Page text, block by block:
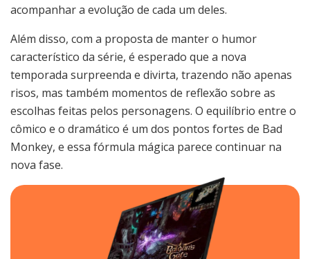
acompanhar a evolução de cada um deles.
Além disso, com a proposta de manter o humor
característico da série, é esperado que a nova
temporada surpreenda e divirta, trazendo não apenas
risos, mas também momentos de reflexão sobre as
escolhas feitas pelos personagens. O equilíbrio entre o
cômico e o dramático é um dos pontos fortes de Bad
Monkey, e essa fórmula mágica parece continuar na
nova fase.